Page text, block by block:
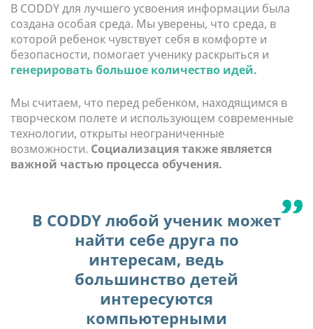
В CODDY для лучшего усвоения информации была
создана особая среда. Мы уверены, что среда, в
которой ребенок чувствует себя в комфорте и
безопасности, помогает ученику раскрыться и
генерировать большое количество идей.
Мы считаем, что перед ребенком, находящимся в
творческом полете и использующем современные
технологии, открыты неограниченные
возможности. Социализация также является
важной частью процесса обучения.
В CODDY любой ученик может
найти себе друга по
интересам, ведь
большинство детей
интересуются
компьютерными